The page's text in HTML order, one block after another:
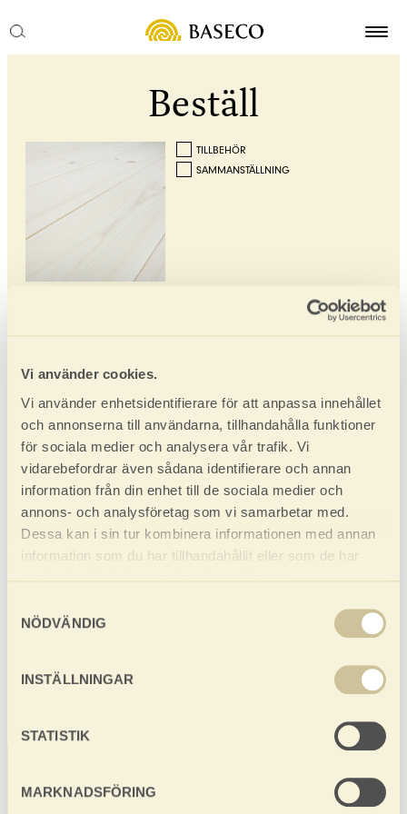
Vi använder cookies.
Vi använder enhetsidentifierare för att anpassa innehållet
och annonserna till användarna, tillhandahålla funktioner
för sociala medier och analysera vår trafik. Vi
vidarebefordrar även sådana identifierare och annan
information från din enhet till de sociala medier och
annons- och analysföretag som vi samarbetar med.
Dessa kan i sin tur kombinera informationen med annan
information som du har tillhandahållit eller som de har
samlat in när du har använt deras tjänster.
NÖDVÄNDIG
INSTÄLLNINGAR
STATISTIK
MARKNADSFÖRING
Beställ
TILLBEHÖR
SAMMANSTÄLLNING
Furu Classic Vit
Här kan du enkelt och smidigt beställa massiva
trägolv. Du hämtar och betalar hos din lokala
återförsäljare. Normal leveranstid är 2-4 veckor.
Observera att vid beställningar under 20 kvm
tillkommer en hanteringsavgift.
ANTAL
DIMENSIONER
KVALITET
TOTALPRIS 0 KR